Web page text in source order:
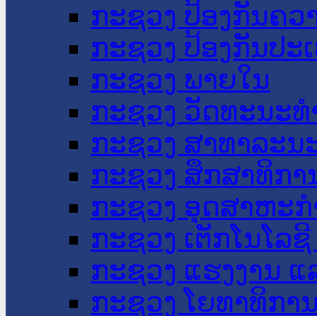
ກະຊວງ ປ້ອງກັນຄວ
ກະຊວງ ປ້ອງກັນປະ
ກະຊວງ ພາຍໃນ
ກະຊວງ ວັດທະນະ
ກະຊວງ ສາທາລະນ
ກະຊວງ ສຶກສາທິກາ
ກະຊວງ ອຸດສາຫະ
ກະຊວງ ເຕັກໂນໂລ
ກະຊວງ ແຮງງານ
ກະຊວງ ໂຍທາທິກາ